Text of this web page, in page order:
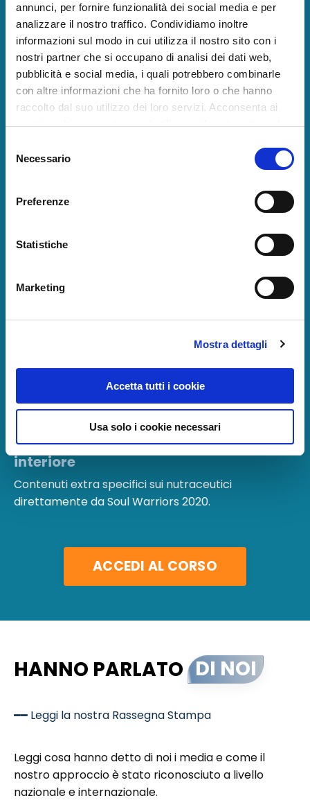
annunci, per fornire funzionalità dei social media e per
analizzare il nostro traffico. Condividiamo inoltre
informazioni sul modo in cui utilizza il nostro sito con i
nostri partner che si occupano di analisi dei dati web,
pubblicità e social media, i quali potrebbero combinarle
con altre informazioni che ha fornito loro o che hanno
raccolto dal suo utilizzo dei loro servizi. Acconsenta ai
nostri cookie se continua ad utilizzare il nostro sito web.
delNecessario
Preferenze
Statistiche
Marketing
Mostra dettagli
Accetta tutti i cookie
Usa solo i cookie necessari
Bonus 02
alimentazione
per migliorare la tua salute attraverso
Blocco Soul Warriors 2020 sul lavoro
interiore
Contenuti extra specifici sui nutraceutici
direttamente da Soul Warriors 2020.
ACCEDI AL CORSO
HANNO PARLATO DI NOI
━━ Leggi la nostra Rassegna Stampa
Leggi cosa hanno detto di noi i media e come il
nostro approccio è stato riconosciuto a livello
nazionale e internazionale.